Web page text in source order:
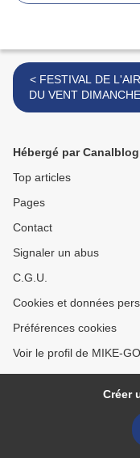
< FESTIVAL DE L'AIR ET
DU VENT
Hébergé par Canalblog
Top articles
Pages
Contact
Signaler un abus
C.G.U.
Cookies et données
Préférences cookies
Voir le profil de MIKE-
Créer